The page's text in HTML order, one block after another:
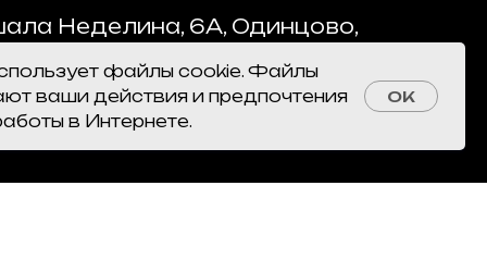
Неделина, 6А, Одинцово,
недалеко от станции МЦД
Центр "West East"
файлы cookie. Файлы
ваши действия и предпочтения
в Интернете.
OK